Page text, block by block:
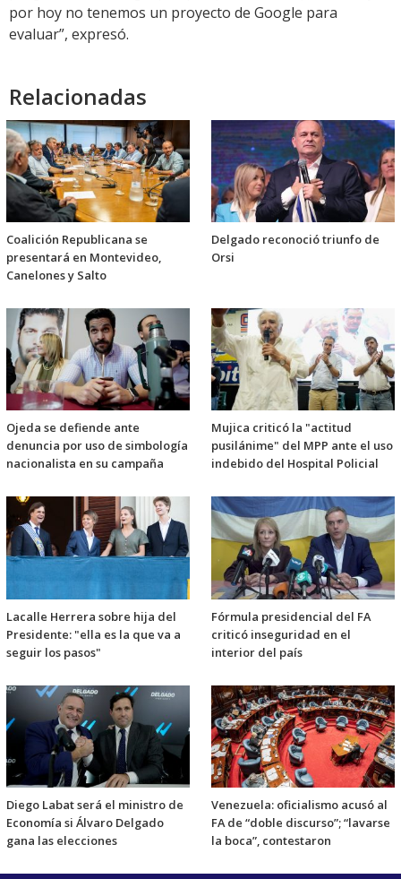
por hoy no tenemos un proyecto de Google para
evaluar”, expresó.
Relacionadas
Coalición Republicana se
presentará en Montevideo,
Canelones y Salto
Delgado reconoció triunfo de
Orsi
Ojeda se defiende ante
denuncia por uso de simbología
nacionalista en su campaña
Mujica criticó la "actitud
pusilánime" del MPP ante el uso
indebido del Hospital Policial
Lacalle Herrera sobre hija del
Presidente: "ella es la que va a
seguir los pasos"
Fórmula presidencial del FA
criticó inseguridad en el
interior del país
Diego Labat será el ministro de
Economía si Álvaro Delgado
gana las elecciones
Venezuela: oficialismo acusó al
FA de “doble discurso”; “lavarse
la boca”, contestaron